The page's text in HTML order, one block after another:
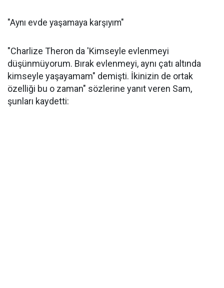
"Aynı evde yaşamaya karşıyım"
"Charlize Theron da 'Kimseyle evlenmeyi
düşünmüyorum. Bırak evlenmeyi, aynı çatı altında
kimseyle yaşayamam" demişti. İkinizin de ortak
özelliği bu o zaman" sözlerine yanıt veren Sam,
şunları kaydetti: